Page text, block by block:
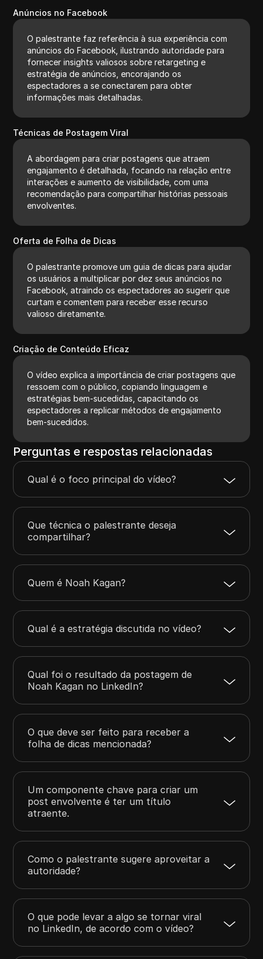
Anúncios no Facebook
O palestrante faz referência à sua experiência com
anúncios do Facebook, ilustrando autoridade para
fornecer insights valiosos sobre retargeting e
estratégia de anúncios, encorajando os
espectadores a se conectarem para obter
informações mais detalhadas.
Técnicas de Postagem Viral
A abordagem para criar postagens que atraem
engajamento é detalhada, focando na relação entre
interações e aumento de visibilidade, com uma
recomendação para compartilhar histórias pessoais
envolventes.
Oferta de Folha de Dicas
O palestrante promove um guia de dicas para ajudar
os usuários a multiplicar por dez seus anúncios no
Facebook, atraindo os espectadores ao sugerir que
curtam e comentem para receber esse recurso
valioso diretamente.
Criação de Conteúdo Eficaz
O vídeo explica a importância de criar postagens que
ressoem com o público, copiando linguagem e
estratégias bem-sucedidas, capacitando os
espectadores a replicar métodos de engajamento
bem-sucedidos.
Perguntas e respostas relacionadas
Qual é o foco principal do vídeo?
Que técnica o palestrante deseja
compartilhar?
Quem é Noah Kagan?
Qual é a estratégia discutida no vídeo?
Qual foi o resultado da postagem de
Noah Kagan no LinkedIn?
O que deve ser feito para receber a
folha de dicas mencionada?
Um componente chave para criar um
post envolvente é ter um título
atraente.
Como o palestrante sugere aproveitar a
autoridade?
O que pode levar a algo se tornar viral
no LinkedIn, de acordo com o vídeo?